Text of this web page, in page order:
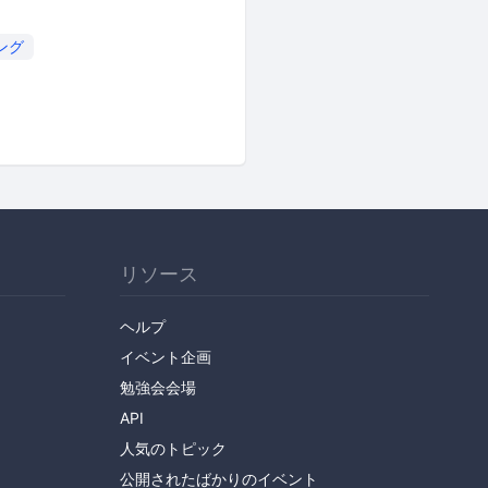
グ
リソース
ヘルプ
イベント企画
勉強会会場
API
人気のトピック
公開されたばかりのイベント